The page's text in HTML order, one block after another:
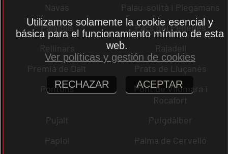
Navas
Palau-solità i Plegamans
Palafolls
Pacs del Penedès
Rellinars
Rajadell
Premià de Dalt
Prats de Lluçanès
Pontons
Pont de Vilomara i
Rocafort
Pujalt
Puigdàlber
Papiol
Palma de Cervelló
Utilizamos solamente la cookie esencial y
básica para el funcionamiento mínimo de esta
web.
Ver políticas y gestión de cookies
RECHAZAR ACEPTAR